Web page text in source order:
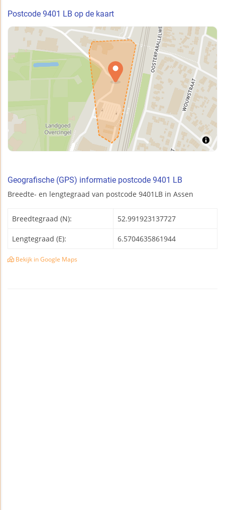
Postcode 9401 LB op de kaart
Geografische (GPS) informatie postcode 9401 LB
Breedte- en lengtegraad van postcode 9401LB in Assen
Breedtegraad (N): 52.991923137727
Lengtegraad (E): 6.5704635861944
Bekijk in Google Maps